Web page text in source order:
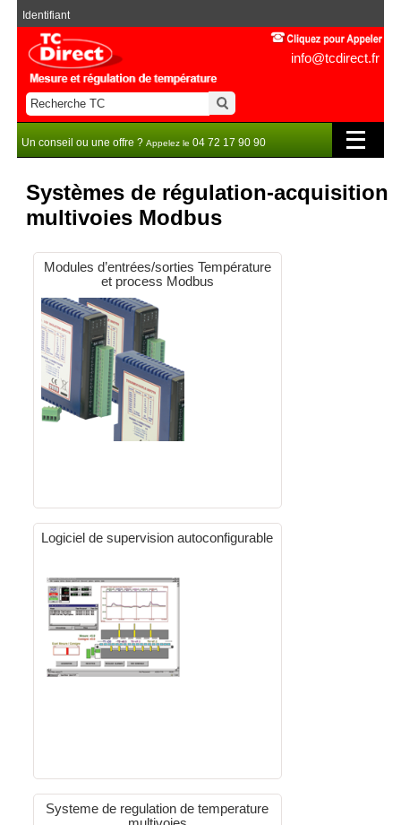
info@tcdirect.fr
Identifiant
Un conseil ou une offre ? Appelez le 04 72 17 90 90
Systèmes de régulation-acquisition
multivoies Modbus
Modules d’entrées/sorties Température
et process Modbus
Logiciel de supervision autoconfigurable
Systeme de regulation de temperature